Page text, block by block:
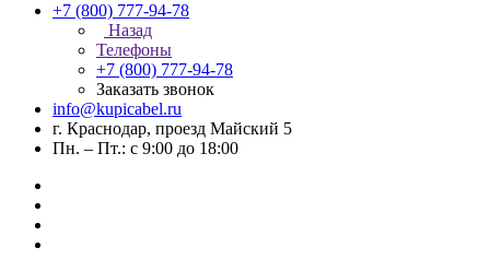
+7 (800) 777-94-78
Назад
Телефоны
+7 (800) 777-94-78
Заказать звонок
info@kupicabel.ru
г. Краснодар, проезд Майский 5
Пн. – Пт.: с 9:00 до 18:00